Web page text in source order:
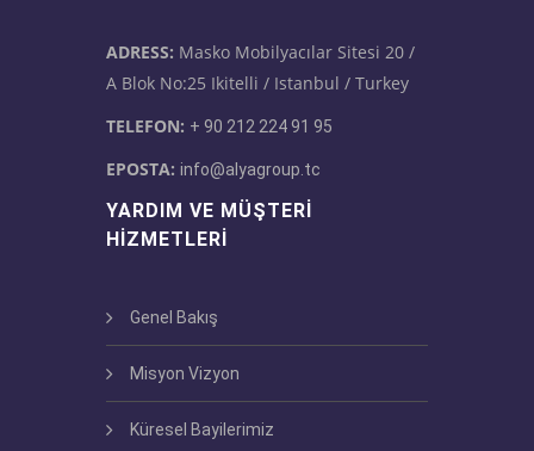
ADRESS: Masko Mobilyacılar Sitesi 20 /
A Blok No:25 Ikitelli / Istanbul / Turkey
TELEFON: + 90 212 224 91 95
EPOSTA: info@alyagroup.tc
YARDIM VE MÜŞTERI
HIZMETLERI
Genel Bakış
Misyon Vizyon
Küresel Bayilerimiz